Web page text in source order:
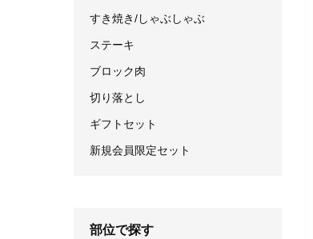
すき焼き/しゃぶしゃぶ
ステーキ
ブロック肉
切り落とし
ギフトセット
新規会員限定セット
部位で探す